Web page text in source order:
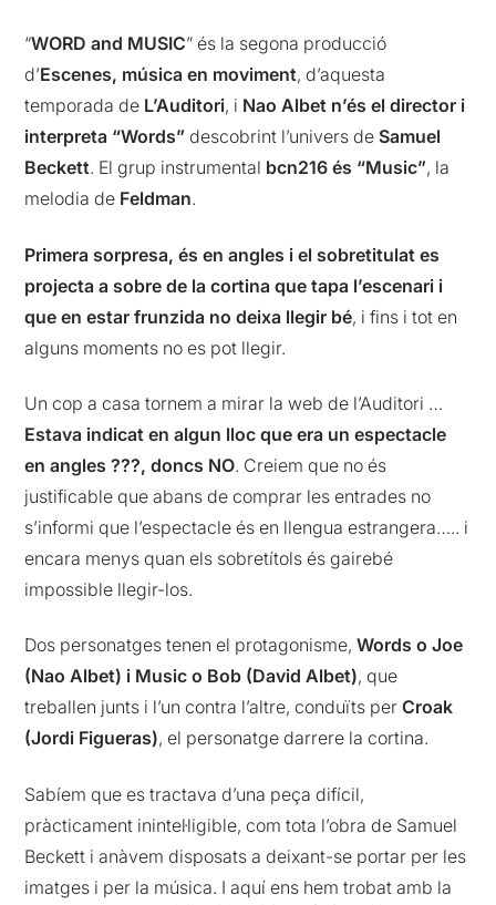
“WORD and MUSIC” és la segona producció
d’Escenes, música en moviment, d’aquesta
temporada de L’Auditori, i Nao Albet n’és el director i
interpreta “Words” descobrint l’univers deSamuel
Beckett. El grup instrumental bcn216 és “Music”, la
melodia de Feldman.
Primera sorpresa, és en angles i el sobretitulat es
projecta a sobre de la cortina que tapa l’escenari i
que en estar frunzida no deixa llegir bé, i fins i tot en
alguns moments no es pot llegir.
Un cop a casa tornem a mirar la web de l’Auditori …
Estava indicat en algun lloc que era un espectacle
en angles ???, doncs NO. Creiem que no és
justificable que abans de comprar les entrades no
s’informi que l’espectacle és en llengua estrangera….. i
encara menys quan els sobretítols és gairebé
impossible llegir-los.
Dos personatges tenen el protagonisme, Words o Joe
(Nao Albet) i Music o Bob (David Albet), que
treballen junts i l’un contra l’altre, conduïts per Croak
(Jordi Figueras), el personatge darrere la cortina.
Sabíem que es tractava d’una peça difícil,
pràcticament inintel·ligible, com tota l’obra de Samuel
Beckett i anàvem disposats a deixant-se portar per les
imatges i per la música. I aquí ens hem trobat amb la